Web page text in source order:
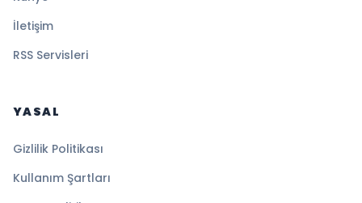
İletişim
RSS Servisleri
YASAL
Gizlilik Politikası
Kullanım Şartları